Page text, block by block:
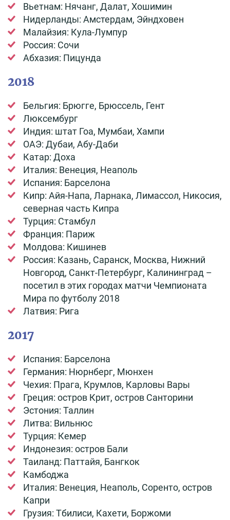
Вьетнам: Нячанг, Далат, Хошимин
Нидерланды: Амстердам, Эйндховен
Малайзия: Кула-Лумпур
Россия: Сочи
Абхазия: Пицунда
2018
Бельгия: Брюгге, Брюссель, Гент
Люксембург
Индия: штат Гоа, Мумбаи, Хампи
ОАЭ: Дубаи, Абу-Даби
Катар: Доха
Италия: Венеция, Неаполь
Испания: Барселона
Кипр: Айя-Напа, Ларнака, Лимассол, Никосия,
северная часть Кипра
Турция: Стамбул
Франция: Париж
Молдова: Кишинев
Россия: Казань, Саранск, Москва, Нижний
Новгород, Санкт-Петербург, Калининград –
посетил в этих городах матчи Чемпионата
Мира по футболу 2018
Латвия: Рига
2017
Испания: Барселона
Германия: Нюрнберг, Мюнхен
Чехия: Прага, Крумлов, Карловы Вары
Греция: остров Крит, остров Санторини
Эстония: Таллин
Литва: Вильнюс
Турция: Кемер
Индонезия: остров Бали
Таиланд: Паттайя, Бангкок
Камбоджа
Италия: Венеция, Неаполь, Соренто, остров
Капри
Грузия: Тбилиси, Кахети, Боржоми